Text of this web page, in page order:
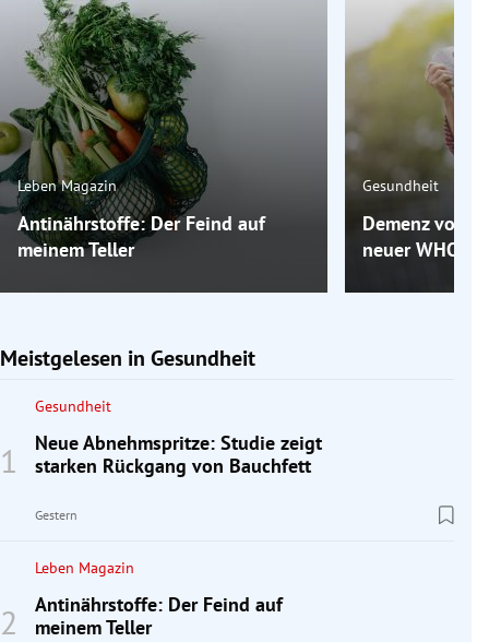
Leben Magazin
Antinährstoffe: Der Feind auf
meinem Teller
Gesundheit
Demenz
neuer WHO-
Meistgelesen in Gesundheit
Gesundheit
Neue Abnehmspritze: Studie zeigt
starken Rückgang von Bauchfett
Gestern
Leben Magazin
Antinährstoffe: Der Feind auf
meinem Teller